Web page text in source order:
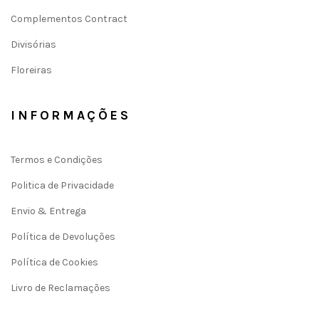
Complementos Contract
Divisórias
Floreiras
INFORMAÇÕES
Termos e Condições
Politica de Privacidade
Envio & Entrega
Política de Devoluções
Política de Cookies
Livro de Reclamações